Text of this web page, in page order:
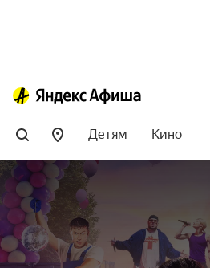
Детям Кино